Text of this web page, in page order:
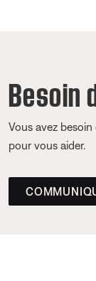
Besoin
Vous avez
pour vous aider.